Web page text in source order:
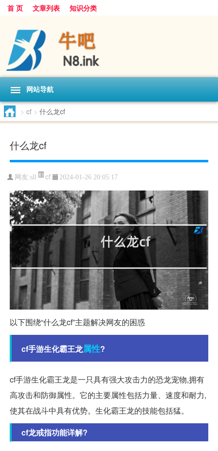
首 页 文章列表 知识分类
网站导航
> cf > 什么龙cf
什么龙cf
网友:sll cf 2024-01-26 20:05:17
以下围绕“什么龙cf”主题解决网友的困惑
cf手游生化霸王龙属性?
cf手游生化霸王龙是一只具有强大攻击力的恐龙宠物,拥有
高攻击和防御属性。它的主要属性包括力量、速度和耐力,
使其在战斗中具有优势。生化霸王龙的技能包括猛。
cf龙戒指功能详解?